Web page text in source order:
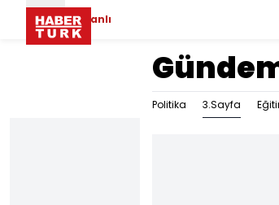
Canlı
Politika 3.Sayfa